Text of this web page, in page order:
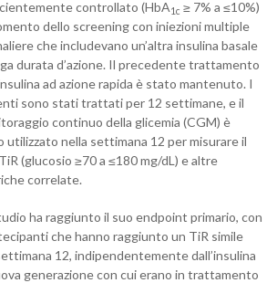
controllato (HbA1c ≥ 7% a ≤10%)
dello screening con iniezioni multiple
che includevano un’altra insulina basale
durata d’azione. Il precedente trattamento
ad azione rapida è stato mantenuto. I
sono stati trattati per 12 settimane, e il
continuo della glicemia (CGM) è
utilizzato nella settimana 12 per misurare il
(glucosio ≥70 a ≤180 mg/dL) e altre
correlate.
ha raggiunto il suo endpoint primario, con
che hanno raggiunto un TiR simile
12, indipendentemente dall’insulina
generazione con cui erano in trattamento